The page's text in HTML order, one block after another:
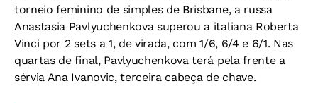
torneio feminino de simples de Brisbane, a russa
Anastasia Pavlyuchenkova superou a italiana Roberta
Vinci por 2 sets a 1, de virada, com 1/6, 6/4 e 6/1. Nas
quartas de final, Pavlyuchenkova terá pela frente a
sérvia Ana Ivanovic, terceira cabeça de chave.